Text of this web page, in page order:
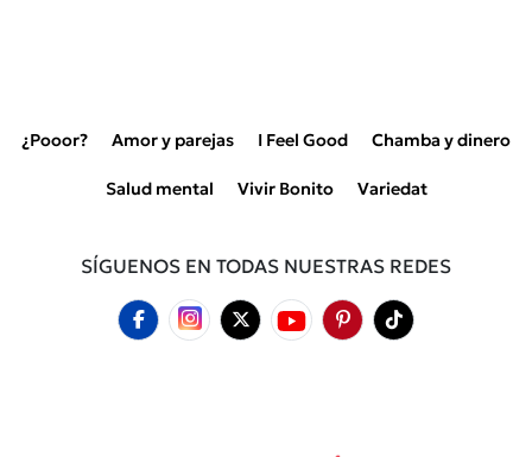
¿Pooor? Amor y parejas I Feel Good Chamba y dinero
Salud mental Vivir Bonito Variedat
SÍGUENOS EN TODAS NUESTRAS REDES